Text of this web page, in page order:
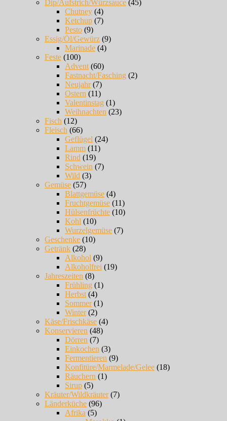
Dip/Aufstrich/Würzsauce (45)
Chutney (4)
Ketchup (7)
Pesto (9)
Essig/Öl/Gewürz (9)
Marinade (4)
Feste (100)
Advent(60)
Fastnacht/Fasching (2)
Neujahr(7)
Ostern (11)
Valentinstag (1)
Weihnachten (23)
Fisch (12)
Fleisch (66)
Geflügel (24)
Lamm (11)
Rind (19)
Schwein (7)
Wild (3)
Gemüse (57)
Blattgemüse (4)
Fruchtgemüse (11)
Hülsenfrüchte (10)
Kohl (10)
Wurzelgemüse (7)
Geschenke (10)
Getränk (28)
Alkohol (9)
Alkoholfrei (19)
Jahreszeiten (8)
Frühling (1)
Herbst(4)
Sommer(1)
Winter(2)
Käse/Frischkäse (4)
Konservieren (48)
Dörren (7)
Einkochen (3)
Fermentieren (9)
Konfitüre/Marmelade/Gelee (18)
Räuchern (1)
Sirup (5)
Kräuter/Wildkräuter(7)
Länderküche (96)
Afrika (5)